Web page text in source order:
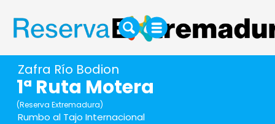
Zafra Río Bodion
1ª Ruta Motera
(Reserva Extremadura)
Rumbo al Tajo Internacional